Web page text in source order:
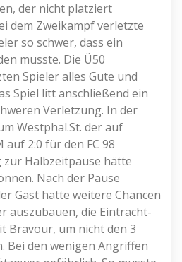
der nicht platziert
dem Zweikampf verletzte
so schwer, dass ein
musste. Die Ü50
Spieler alles Gute und
Spiel litt anschließend ein
Verletzung. In der
Westphal.St. der auf
2:0 für den FC 98
Halbzeitpause hätte
Nach der Pause
Gast hatte weitere Chancen
auszubauen, die Eintracht-
Bravour, um nicht den 3
Bei den wenigen Angriffen